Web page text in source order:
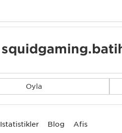
Oyla
İstatistikler Blog Afiş